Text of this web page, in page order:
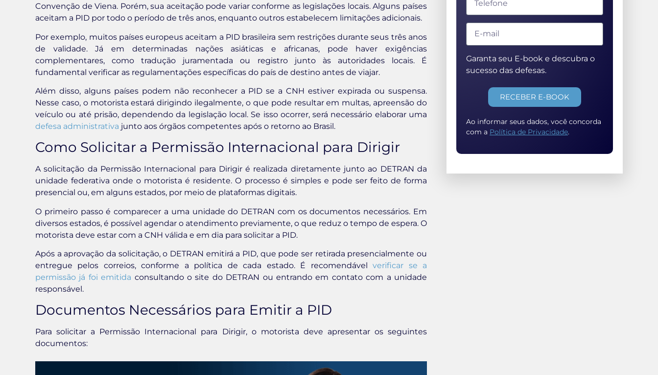
Convenção de Viena. Porém, sua aceitação pode variar conforme as legislações locais. Alguns países
aceitam a PID por todo o período de três anos, enquanto outros estabelecem limitações adicionais.
Por exemplo, muitos países europeus aceitam a PID brasileira sem restrições durante seus três anos
de validade. Já em determinadas nações asiáticas e africanas, pode haver exigências
complementares, como tradução juramentada ou registro junto às autoridades locais. É
fundamental verificar as regulamentações específicas do país de destino antes de viajar.
Além disso, alguns países podem não reconhecer a PID se a CNH estiver expirada ou suspensa.
Nesse caso, o motorista estará dirigindo ilegalmente, o que pode resultar em multas, apreensão do
veículo ou até prisão, dependendo da legislação local. Se isso ocorrer, será necessário elaborar uma
defesa administrativa junto aos órgãos competentes após o retorno ao Brasil.
Como Solicitar a Permissão Internacional para Dirigir
A solicitação da Permissão Internacional para Dirigir é realizada diretamente junto ao DETRAN da
unidade federativa onde o motorista é residente. O processo é simples e pode ser feito de forma
presencial ou, em alguns estados, por meio de plataformas digitais.
O primeiro passo é comparecer a uma unidade do DETRAN com os documentos necessários. Em
diversos estados, é possível agendar o atendimento previamente, o que reduz o tempo de espera. O
motorista deve estar com a CNH válida e em dia para solicitar a PID.
Após a aprovação da solicitação, o DETRAN emitirá a PID, que pode ser retirada presencialmente ou
entregue pelos correios, conforme a política de cada estado. É recomendávelverificar se a
permissão já foi emitida consultando o site do DETRAN ou entrando em contato com a unidade
responsável.
Documentos Necessários para Emitir a PID
Para solicitar a Permissão Internacional para Dirigir, o motorista deve apresentar os seguintes
documentos:
Garanta seu E-book e descubra o
sucesso das defesas.
RECEBER E-BOOK
Ao informar seus dados, você concorda
com a Política de Privacidade.